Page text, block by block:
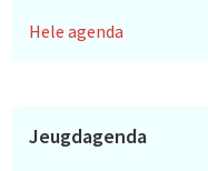
Hele agenda
Jeugdagenda